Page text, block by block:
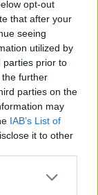
opt-out
that after your
seeing
utilized by
parties prior to
further
parties on the
may
IAB’s List of
it to other
more Google
του,